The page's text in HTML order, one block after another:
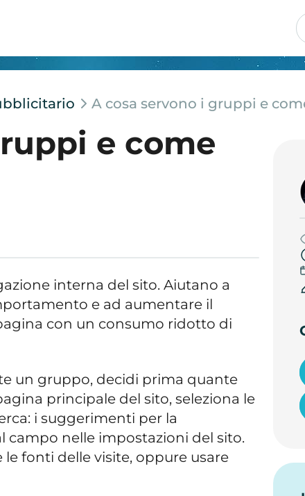
A cosa servono i gruppi e
e come
interna del sito. Aiutano a
e ad aumentare il
con un consumo ridotto di
un gruppo, decidi prima quante
principale del sito, seleziona le
i suggerimenti per la
campo nelle impostazioni del sito.
fonti delle visite, oppure usare